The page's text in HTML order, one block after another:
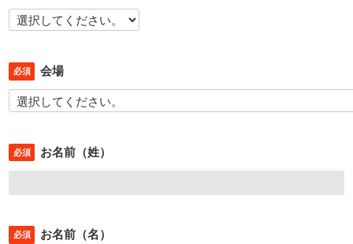
必須 会場
必須 お名前（姓）
必須 お名前（名）